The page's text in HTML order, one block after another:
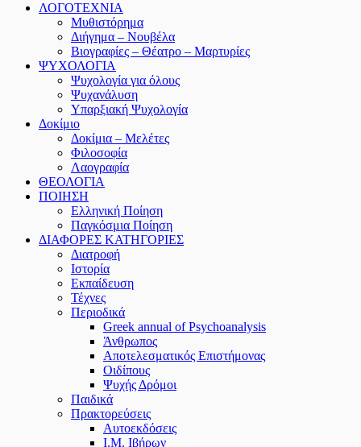
ΛΟΓΟΤΕΧΝΙΑ
Μυθιστόρημα
Διήγημα – Νουβέλα
Βιογραφίες – Θέατρο – Μαρτυρίες
ΨΥΧΟΛΟΓΙΑ
Ψυχολογία για όλους
Ψυχανάλυση
Υπαρξιακή Ψυχολογία
Δοκίμιο
Δοκίμια – Μελέτες
Φιλοσοφία
Λαογραφία
ΘΕΟΛΟΓΙΑ
ΠΟΙΗΣΗ
Ελληνική Ποίηση
Παγκόσμια Ποίηση
ΔΙΑΦΟΡΕΣ ΚΑΤΗΓΟΡΙΕΣ
Διατροφή
Ιστορία
Εκπαίδευση
Τέχνες
Περιοδικά
Greek annual of Psychoanalysis
Άνθρωπος
Αποτελεσματικός Επιστήμονας
Οιδίπους
Ψυχής Δρόμοι
Παιδικά
Πρακτoρεύσεις
Αυτοεκδόσεις
Ι.Μ. Ιβήρων